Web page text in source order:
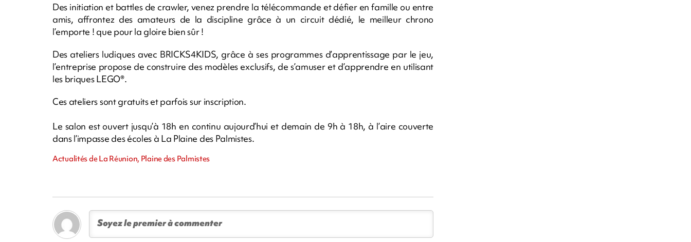
Des initiation et battles de crawler, venez prendre la télécommande et défier en famille ou entre
amis, affrontez des amateurs de la discipline grâce à un circuit dédié, le meilleur chrono
l’emporte ! que pour la gloire bien sûr !
Des ateliers ludiques avec BRICKS4KIDS, grâce à ses programmes d’apprentissage par le jeu,
l’entreprise propose de construire des modèles exclusifs, de s’amuser et d’apprendre en utilisant
les briques LEGO®.
Ces ateliers sont gratuits et parfois sur inscription.
Le salon est ouvert jusqu’à 18h en continu aujourd’hui et demain de 9h à 18h, à l’aire couverte
dans l’impasse des écoles à La Plaine des Palmistes.
Actualités de La Réunion, Plaine des Palmistes